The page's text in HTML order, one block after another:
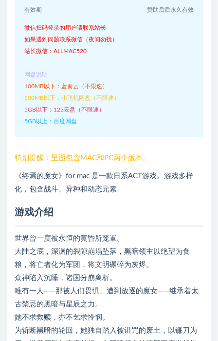
有效期 赞助后后永久有效
微信扫码登录的用户请联系站长
如果遇到问题联系微信（夜间勿扰）
站长微信：ALLMAC520
网盘说明
100MB以下：蓝奏云（不限速）
500MB以下：小飞机网盘（不限速）
5GB以下：123云盘（不限速）
5GB以上：百度网盘
特别提醒：里面包含MAC和PC两个版本。
《终焉的魔女》for mac 是一款日系ACT游戏。游戏多样
化，包含战斗、异种和动态元素
游戏介绍
世界曾一度被永恒的黄昏所笼罩。
大陆之底，深渊的裂隙崩塌坠落，黑暗领主以绝望为食
粮，将亡者化为军团，将文明碾碎为灰烬。
众神陷入沉睡，诸国分崩离析。
唯有一人——那被人们畏惧、遭到放逐的魔女——继承着太
古禁忌的黑暗与星辰之力。
她不求救赎，亦不乞求怜悯。
为斩断黑暗的轮回，她独自踏入被诅咒的废土，以镰刀为